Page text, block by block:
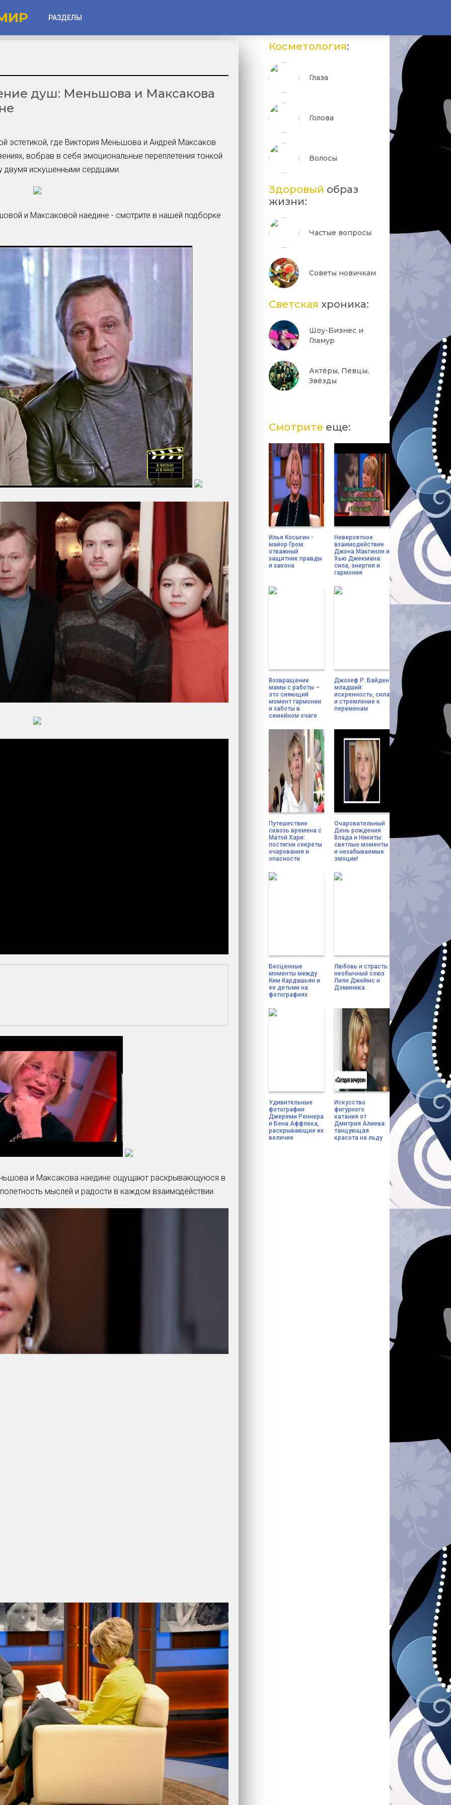
РАЗДЕЛЫ
Губы
Частые вопросы
Советы новичкам
Знаменитости в Фокусе
Умная уборка
Секреты стирки
душ: Меньшова и Максакова
эстетикой, где Виктория Меньшова и Андрей Максаков
вобрав в себя эмоциональные переплетения тонкой
двумя искушенными сердцами.
и Максаковой наедине - смотрите в нашей подборке
и Максакова наедине ощущают раскрывающуюся в
мыслей и радости в каждом взаимодействии.
Косметология:
Глаза
Голова
Волосы
Здоровый образ
жизни:
Частые вопросы
Советы новичкам
Светская хроника:
Шоу-Бизнес и
Гламур
Актёры, Певцы,
Звёзды
Смотрите еще:
Илья Косыгин -
майор Гром:
отважный
защитник правды
и закона
Невероятное
взаимодействие
Джона Макгинли и
Хью Джекмана:
сила, энергия и
гармония
Возвращение
мамы с работы –
это сияющий
момент гармонии
и заботы в
семейном очаге
Джозеф Р. Байден
младший:
искренность, сила
и стремление к
переменам
Путешествие
сквозь времена с
Матой Хари:
постигни секреты
очарования и
опасности
Очаровательный
День рождения
Влада и Никиты:
светлые моменты
и незабываемые
эмоции!
Бесценные
моменты между
Ким Кардашьян и
ее детьми на
фотографиях
Любовь и страсть:
необычный союз
Лили Джеймс и
Доминика
Удивительные
фотографии
Джереми Реннера
и Бена Аффлека,
раскрывающие их
величие
Искусство
фигурного
катания от
Дмитрия Алиева:
танцующая
красота на льду